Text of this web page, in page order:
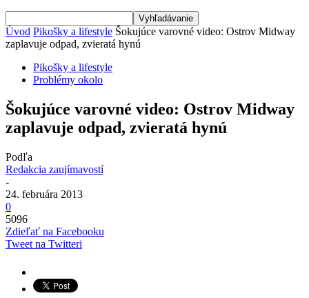
Úvod Pikošky a lifestyle Šokujúce varovné video: Ostrov Midway
zaplavuje odpad, zvieratá hynú
Pikošky a lifestyle
Problémy okolo
Šokujúce varovné video: Ostrov Midway
zaplavuje odpad, zvieratá hynú
Podľa
Redakcia zaujímavostí
-
24. februára 2013
0
5096
Zdieľať na Facebooku
Tweet na Twitteri